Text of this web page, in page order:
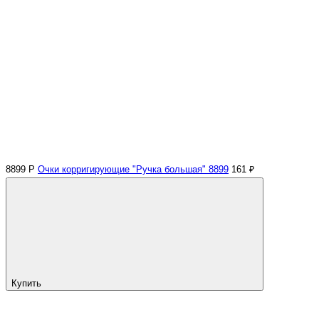
8899 Р Очки корригирующие "Ручка большая" 8899 161 ₽
Купить